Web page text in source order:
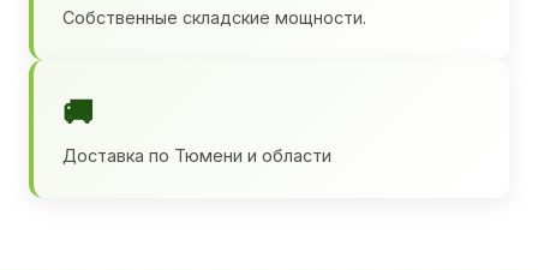
Собственные складские мощности.
🚚
Доставка по Тюмени и области